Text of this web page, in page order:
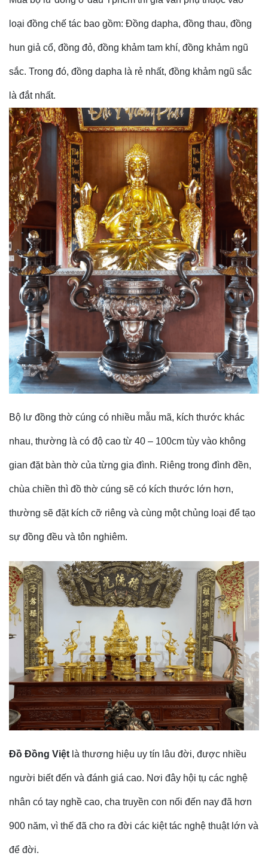
loại đồng chế tác bao gồm: Đồng dapha, đồng thau, đồng
hun giả cổ, đồng đỏ, đồng khảm tam khí, đồng khảm ngũ
sắc. Trong đó, đồng dapha là rẻ nhất, đồng khảm ngũ sắc
là đắt nhất.
Bộ lư đồng thờ cúng có nhiều mẫu mã, kích thước khác
nhau, thường là có độ cao từ 40 – 100cm tùy vào không
gian đặt bàn thờ của từng gia đình. Riêng trong đình đền,
chùa chiền thì đồ thờ cúng sẽ có kích thước lớn hơn,
thường sẽ đặt kích cỡ riêng và cùng một chủng loại để tạo
sự đồng đều và tôn nghiêm.
Đồ Đồng Việt là thương hiệu uy tín lâu đời, được nhiều
người biết đến và đánh giá cao. Nơi đây hội tụ các nghệ
nhân có tay nghề cao, cha truyền con nối đến nay đã hơn
900 năm, vì thế đã cho ra đời các kiệt tác nghệ thuật lớn và
để đời.